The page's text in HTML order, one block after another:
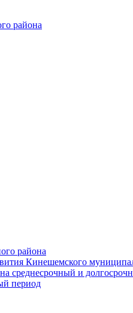
района
района
Кинешемского
среднесрочный и
период